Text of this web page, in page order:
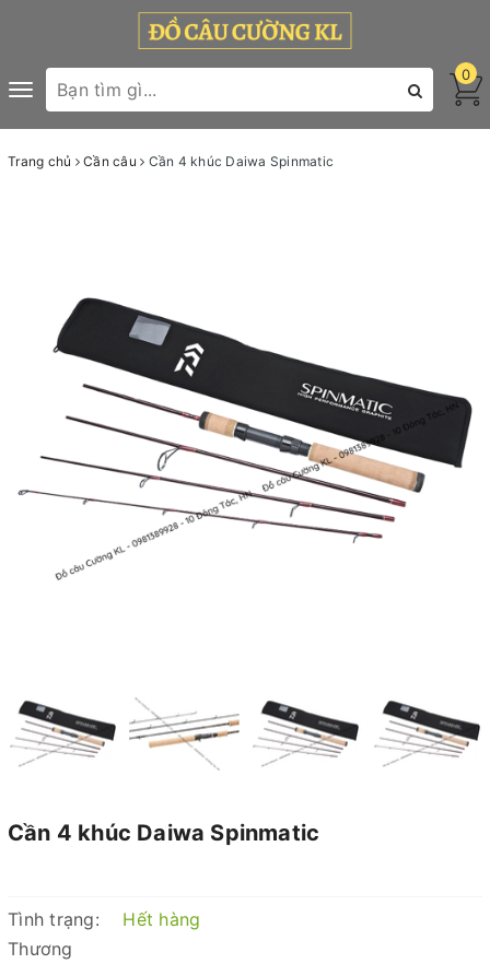
Toggle
navigation
0
Trang chủ Cần câu Cần 4 khúc Daiwa Spinmatic
Cần 4 khúc Daiwa Spinmatic
Tình trạng:
Hết hàng
Thương